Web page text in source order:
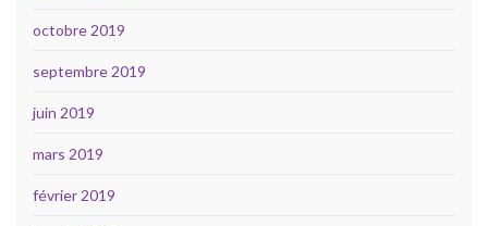
octobre 2019
septembre 2019
juin 2019
mars 2019
février 2019